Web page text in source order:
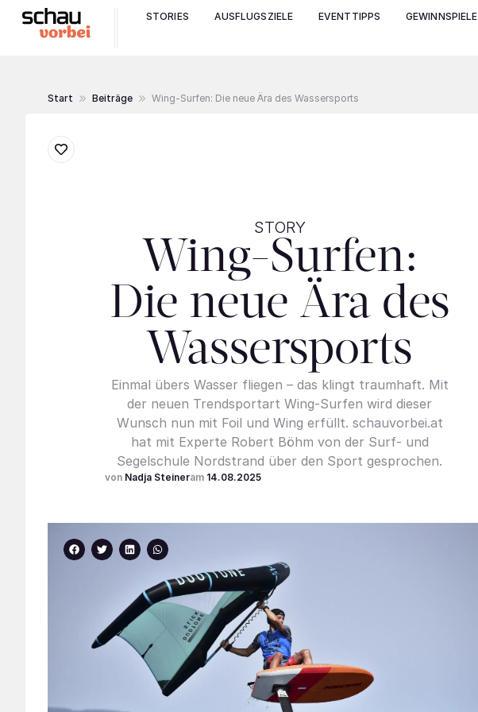
STORIES AUSFLUGSZIELE EVENTTIPPS GEWINNSPIELE
Start Beiträge Wing-Surfen: Die neue Ära des Wassersports
STORY
Wing-Surfen:
Die neue Ära des
Wassersports
Einmal übers Wasser fliegen – das klingt traumhaft. Mit
der neuen Trendsportart Wing-Surfen wird dieser
Wunsch nun mit Foil und Wing erfüllt. schauvorbei.at
hat mit Experte Robert Böhm von der Surf- und
Segelschule Nordstrand über den Sport gesprochen.
Nadja Steiner 14.08.2025